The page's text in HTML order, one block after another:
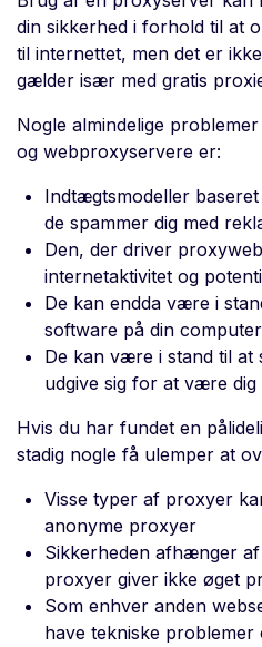
din sikkerhed i forhold til at
til internettet, men det er
gælder især med gratis
Nogle almindelige
og webproxyservere er:
Indtægtsmodeller
de spammer dig med
Den, der driver
internetaktivitet og
De kan endda være i
software på din
De kan være i stand til
udgive sig for at være dig
Hvis du har fundet en
stadig nogle få ulemper at
Visse typer af proxyer
anonyme proxyer
Sikkerheden afhænger
proxyer giver ikke øget
Som enhver anden
have tekniske